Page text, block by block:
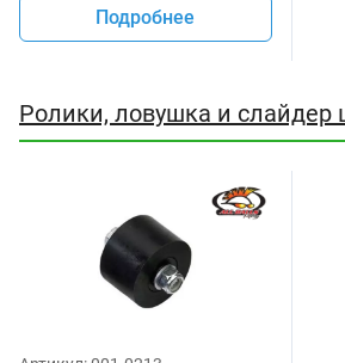
Подробнее
Ролики, ловушка и слайдер